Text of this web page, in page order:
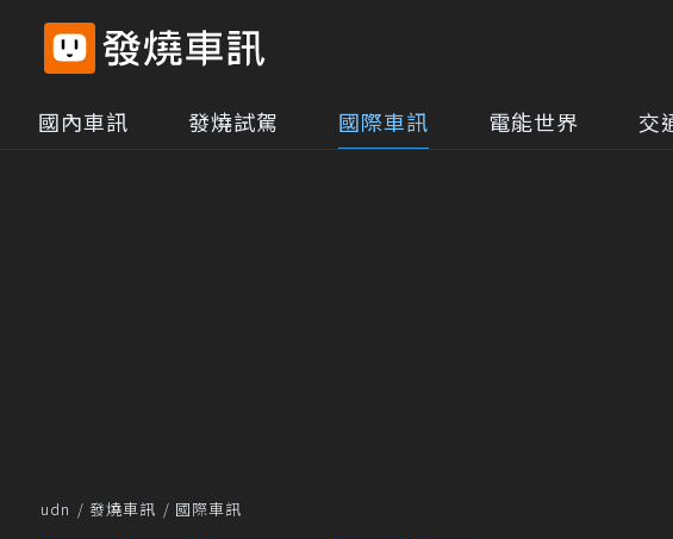
國內車訊 發燒試駕 國際車訊 電能世界 交
udn 發燒車訊 國際車訊